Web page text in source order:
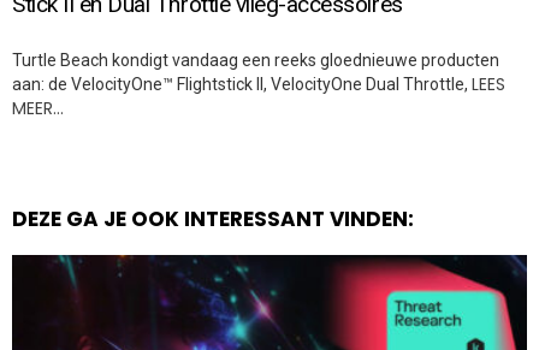
Turtle Beach kondigt vandaag een reeks gloednieuwe producten
aan: de VelocityOne™ Flightstick II, VelocityOne Dual Throttle, LEES
MEER…
DEZE GA JE OOK INTERESSANT VINDEN: